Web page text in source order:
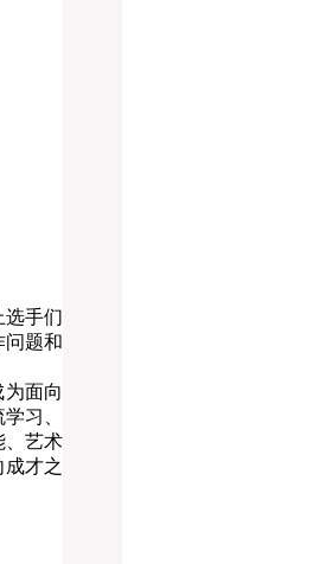
选手们
问题和
面向
习、
、艺术
才之